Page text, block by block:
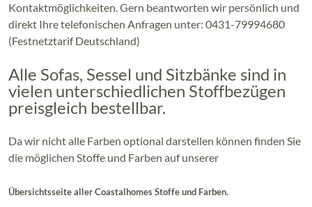
Kontaktmöglichkeiten. Gern beantworten wir persönlich und
direkt Ihre telefonischen Anfragen unter: 0431-79994680
(Festnetztarif Deutschland)
Alle Sofas, Sessel und Sitzbänke sind in
vielen unterschiedlichen Stoffbezügen
preisgleich bestellbar.
Da wir nicht alle Farben optional darstellen können finden Sie
die möglichen Stoffe und Farben auf unserer
Übersichtsseite aller Coastalhomes Stoffe und Farben.